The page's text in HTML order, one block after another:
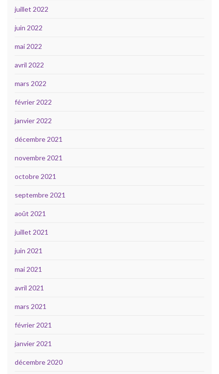
juillet 2022
juin 2022
mai 2022
avril 2022
mars 2022
février 2022
janvier 2022
décembre 2021
novembre 2021
octobre 2021
septembre 2021
août 2021
juillet 2021
juin 2021
mai 2021
avril 2021
mars 2021
février 2021
janvier 2021
décembre 2020